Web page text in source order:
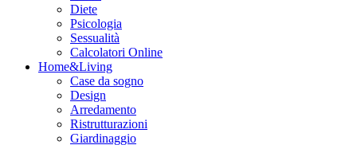
Diete
Psicologia
Sessualità
Calcolatori Online
Home&Living
Case da sogno
Design
Arredamento
Ristrutturazioni
Giardinaggio